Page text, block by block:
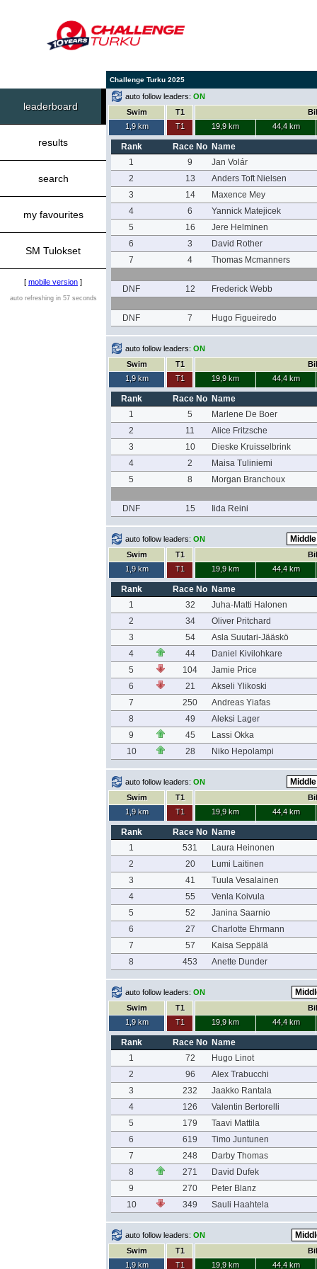
Challenge Turku 2025
leaderboard
results
search
my favourites
SM Tulokset
[ mobile version ]
auto refreshing in 57 seconds
auto follow leaders: ON
Swim
1,9 km
T1
T1
19,9 km
44,4 km
Rank Race No Name
1
9
Jan Volár
2
13
Anders Toft Nielsen
3
14
Maxence Mey
4
6
Yannick Matejicek
5
16
Jere Helminen
6
3
David Rother
7
4 Thomas Mcmanners
DNF 12 Frederick Webb
DNF 7 Hugo Figueiredo
auto follow leaders: ON
Swim
1,9 km
T1
T1
19,9 km
44,4 km
Rank Race No Name
1
5
Marlene De Boer
2
11
Alice Fritzsche
3
10
Dieske Kruisselbrink
4
2
Maisa Tuliniemi
5
8 Morgan Branchoux
DNF 15 Iida Reini
auto follow leaders: ON
Swim
1,9 km
T1
T1
19,9 km
44,4 km
Rank Race No Name
1
32
Juha-Matti Halonen
2
34
Oliver Pritchard
3
54
Asla Suutari-Jääskö
4
44
Daniel Kivilohkare
5
104
Jamie Price
6
21
Akseli Ylikoski
7
250
Andreas Yiafas
8
49
Aleksi Lager
9
45
Lassi Okka
10
28 Niko Hepolampi
auto follow leaders: ON
Swim
1,9 km
T1
T1
19,9 km
44,4 km
Rank Race No Name
1
531
Laura Heinonen
2
20
Lumi Laitinen
3
41
Tuula Vesalainen
4
55
Venla Koivula
5
52
Janina Saarnio
6
27
Charlotte Ehrmann
7
57
Kaisa Seppälä
8
453 Anette Dunder
auto follow leaders: ON
Swim
1,9 km
T1
T1
19,9 km
44,4 km
Rank Race No Name
1
72
Hugo Linot
2
96
Alex Trabucchi
3
232
Jaakko Rantala
4
126
Valentin Bertorelli
5
179
Taavi Mattila
6
619
Timo Juntunen
7
248
Darby Thomas
8
271
David Dufek
9
270
Peter Blanz
10
349 Sauli Haahtela
auto follow leaders: ON
Swim
1,9 km
T1
T1
19,9 km
44,4 km